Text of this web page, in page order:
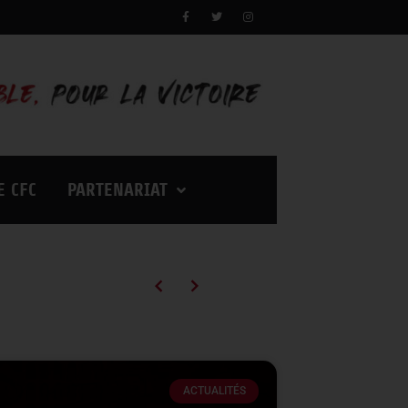
CFC PARTENARIAT
ACTUALITÉS